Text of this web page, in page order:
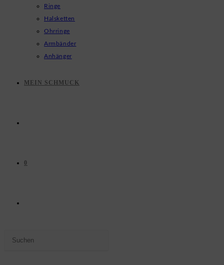
Ringe
Halsketten
Ohrringe
Armbänder
Anhänger
MEIN SCHMUCK
0
SUCHE